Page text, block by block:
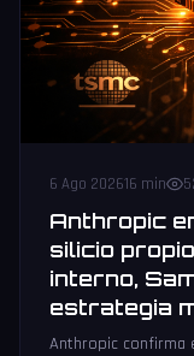
6 Ago 202616 min
Anthropic
silicio
interno,
estrategia
Anthropic confirma